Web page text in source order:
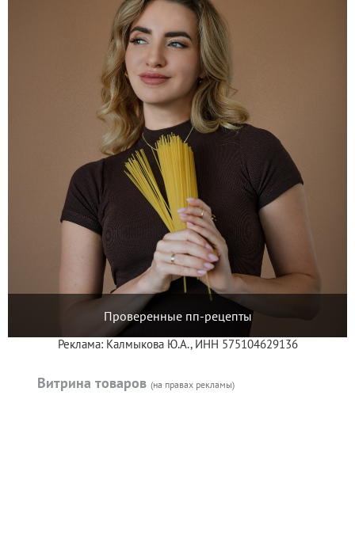
Проверенные пп-рецепты
Реклама: Калмыкова Ю.А., ИНН 575104629136
Витрина товаров (на правах рекламы)